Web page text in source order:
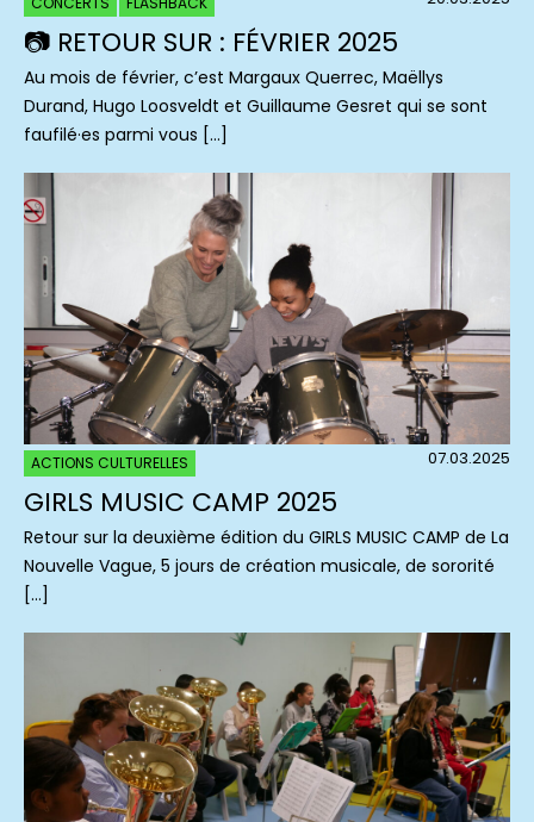
📷 RETOUR SUR : FÉVRIER 2025
Au mois de février, c’est Margaux Querrec, Maëllys
Durand, Hugo Loosveldt et Guillaume Gesret qui se sont
faufilé·es parmi vous […]
ACTIONS CULTURELLES 07.03.2025
GIRLS MUSIC CAMP 2025
Retour sur la deuxième édition du GIRLS MUSIC CAMP de La
Nouvelle Vague, 5 jours de création musicale, de sororité
[…]